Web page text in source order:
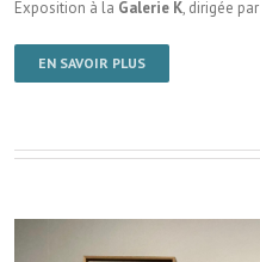
Exposition à la Galerie K, dirigée par
EN SAVOIR PLUS